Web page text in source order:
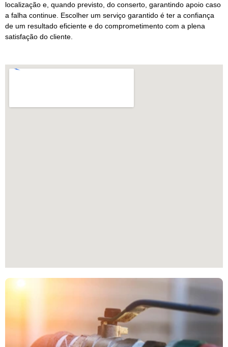
localização e, quando previsto, do conserto, garantindo apoio caso
a falha continue. Escolher um serviço garantido é ter a confiança
de um resultado eficiente e do comprometimento com a plena
satisfação do cliente.